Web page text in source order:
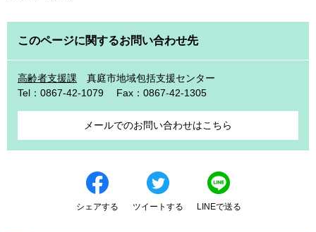
このページに関するお問い合わせ先
高齢者支援課
真庭市地域包括支援センター
Tel：0867-42-1079
Fax：0867-42-1305
メールでのお問い合わせはこちら
シェアする ツイートする LINEで送る